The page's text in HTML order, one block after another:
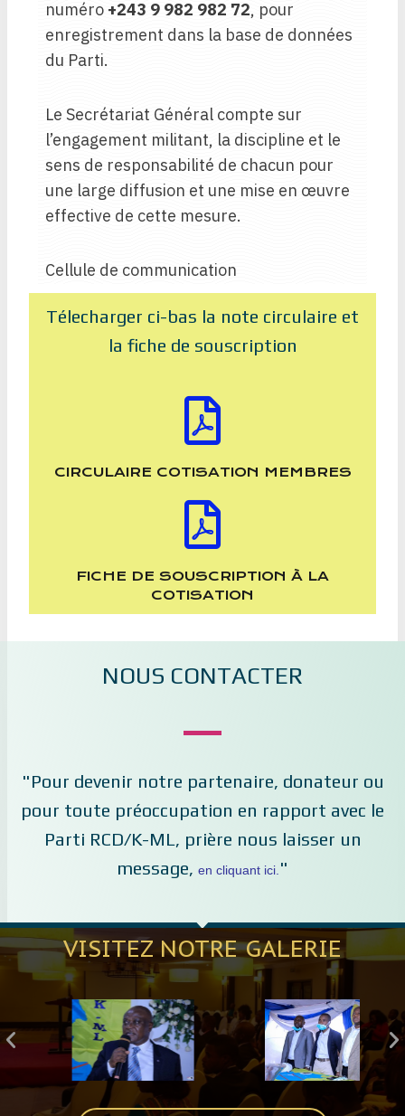
numéro +243 9 982 982 72, pour
enregistrement dans la base de données
du Parti.
Le Secrétariat Général compte sur
l’engagement militant, la discipline et le
sens de responsabilité de chacun pour
une large diffusion et une mise en œuvre
effective de cette mesure.
Cellule de communication
Télecharger ci-bas la note circulaire et
la fiche de souscription
CIRCULAIRE COTISATION MEMBRES
FICHE DE SOUSCRIPTION À LA
COTISATION
NOUS CONTACTER
"Pour devenir notre partenaire, donateur ou
pour toute préoccupation en rapport avec le
Parti RCD/K-ML, prière nous laisser un
message, en cliquant ici. "
VISITEZ NOTRE GALERIE